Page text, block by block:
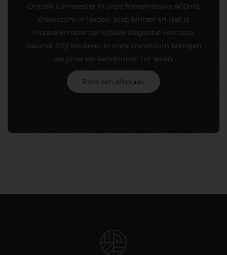
Ontdek Eikmeester in onze fonkelnieuwe 400m2
showroom in Roden. Stap binnen en laat je
inspireren door de tijdloze elegantie van onze
Japandi Stijl keukens. In onze showroom brengen
we jouw keukendromen tot leven.
Plan een afspraak